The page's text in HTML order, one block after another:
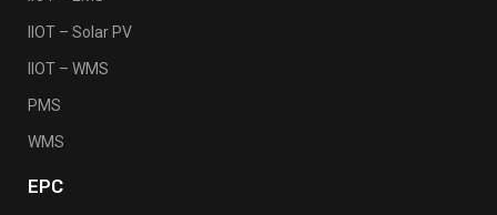
IIOT – Solar PV
IIOT – WMS
PMS
WMS
EPC